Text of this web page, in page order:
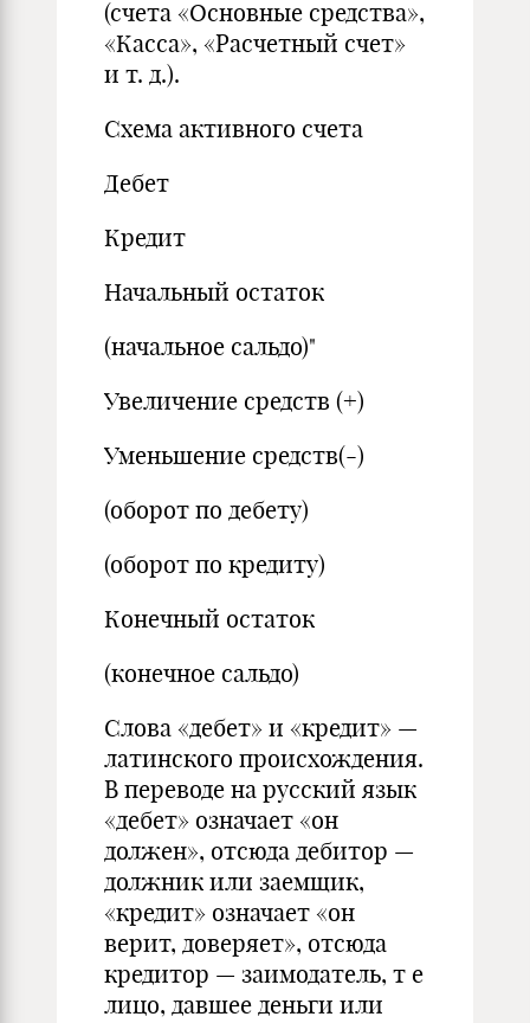
(счета «Основные средства»,
«Касса», «Расчетный счет»
и т. д.).
Схема активного счета
Дебет
Кредит
Начальный остаток
(начальное сальдо)"
Увеличение средств (+)
Уменьшение средств(-)
(оборот по дебету)
(оборот по кредиту)
Конечный остаток
(конечное сальдо)
Слова «дебет» и «кредит» —
латинского происхождения.
В переводе на русский язык
«дебет» означает «он
должен», отсюда дебитор —
должник или заемщик,
«кредит» означает «он
верит, доверяет», отсюда
кредитор — заимодатель, т е
лицо, давшее деньги или